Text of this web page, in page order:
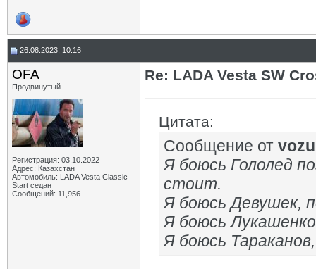
26.08.2023, 10:16
OFA
Продвинутый
Регистрация: 03.10.2022
Адрес: Казахстан
Автомобиль: LADA Vesta Classic
Start седан
Сообщений: 11,956
Re: LADA Vesta SW
Цитата:
Сообщение от
Я боюсь Гололед
стоит.
Я боюсь Девушек,
Я боюсь
Я боюсь